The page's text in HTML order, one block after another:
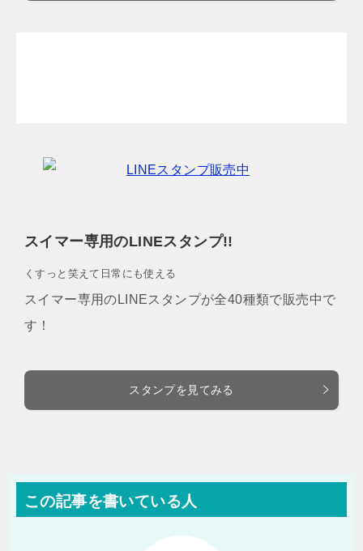
スイマー専用のLINEスタンプ!!
くすっと笑えて日常にも使える
スイマー専用のLINEスタンプが全40種類で販売中で
す！
スタンプを見てみる
この記事を書いている人